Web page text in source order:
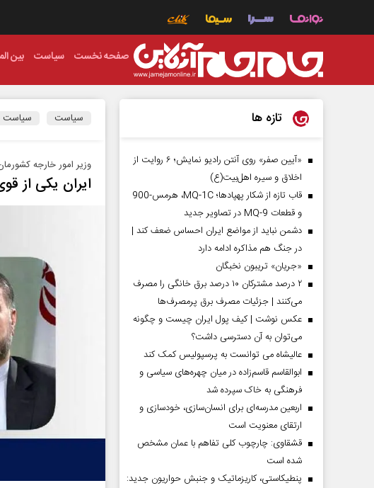
صفحه نخست سیاست بین
سیاست سیاست
وزیر امور خارجه
ایران یکی از
تازه ها
«آیین صفر» روی آنتن رادیو نمایش؛ ۶ روایت از
اخلاق و سیره اهل‌بیت(ع)
قاب تازه از شکار پهپادها؛ MQ-1C، هرمس-900
و قطعات MQ-9 در تصاویر جدید
دشمن نباید از مواضع ایران احساس ضعف کند |
در جنگ هم مذاکره ادامه دارد
«جریان» تریبون نخبگان
۲ درصد مشترکان ۱۰ درصد برق خانگی را مصرف
می‌کنند | جزئیات مصرف برق پرمصرف‌ها
عکس نوشت | کیف پول ایران چیست و چگونه
می‌توان به آن دسترسی داشت؟
عالیشاه می توانست به پرسپولیس کمک کند
ابوالقاسم قاسم‌زاده در میان چهره‌های سیاسی و
فرهنگی به خاک سپرده شد
اربعین مدرسه‌ای برای انسان‌سازی، خودسازی و
ارتقای معنویت است
قشقاوی: چارچوب کلی تفاهم با عمان مشخص
شده است
پنطیکاستی، کاریزماتیک و جنبش حواریون جدید: